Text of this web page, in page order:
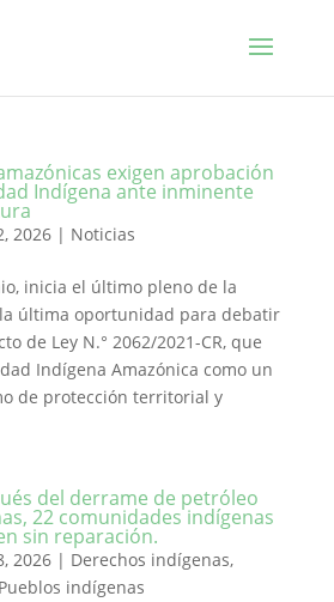
exigen aprobación
Indígena ante inminente
2026| Noticias
inicia el último pleno de la
última oportunidad para debatir
de Ley N.° 2062/2021-CR, que
Indígena Amazónica como un
de protección territorial y
del derrame de petróleo
22 comunidades indígenas
sin reparación.
2026| Derechos indígenas,
Pueblos indígenas